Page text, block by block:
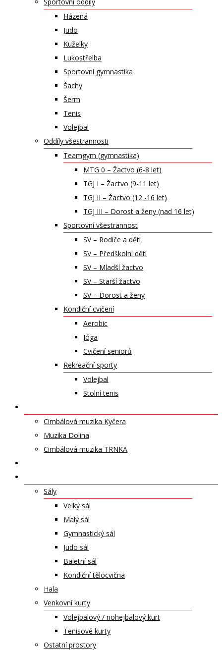
Házená
Judo
Kuželky
Lukostřelba
Sportovní gymnastika
Šachy
Šerm
Tenis
Volejbal
Oddíly všestrannosti
Teamgym (gymnastika)
MTG 0 – Žactvo (6-8 let)
TGJ I – Žactvo (9-11 let)
TGJ II – Žactvo (12 -16 let)
TGJ III – Dorost a ženy (nad 16 let)
Sportovní všestrannost
SV – Rodiče a děti
SV – Předškolní děti
SV – Mladší žactvo
SV – Starší žactvo
SV – Dorost a ženy
Kondiční cvičení
Aerobic
Jóga
Cvičení seniorů
Rekreační sporty
Volejbal
Stolní tenis
Cimbálová muzika Kyčera
Muzika Dolina
Cimbálová muzika TRNKA
Sály
Velký sál
Malý sál
Gymnastický sál
Judo sál
Baletní sál
Kondiční tělocvična
Hala
Venkovní kurty
Volejbalový / nohejbalový kurt
Tenisové kurty
Ostatní prostory